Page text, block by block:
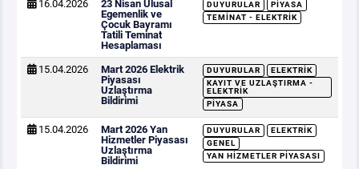
16.04.2026
23 Nisan Ulusal
Egemenlik ve
Çocuk Bayramı
Tatili Teminat
Hesaplaması
DUYURULAR
PIYASA
TEMINAT - ELEKTRIK
15.04.2026
Mart 2026 Elektrik
Piyasası
Uzlaştırma
Bildirimi
DUYURULAR
ELEKTRIK
KAYIT VE UZLAŞTIRMA -
ELEKTRIK
PIYASA
15.04.2026
Mart 2026 Yan
Hizmetler Piyasası
Uzlaştırma
Bildirimi
DUYURULAR
ELEKTRIK
GENEL
YAN HIZMETLER PIYASASI